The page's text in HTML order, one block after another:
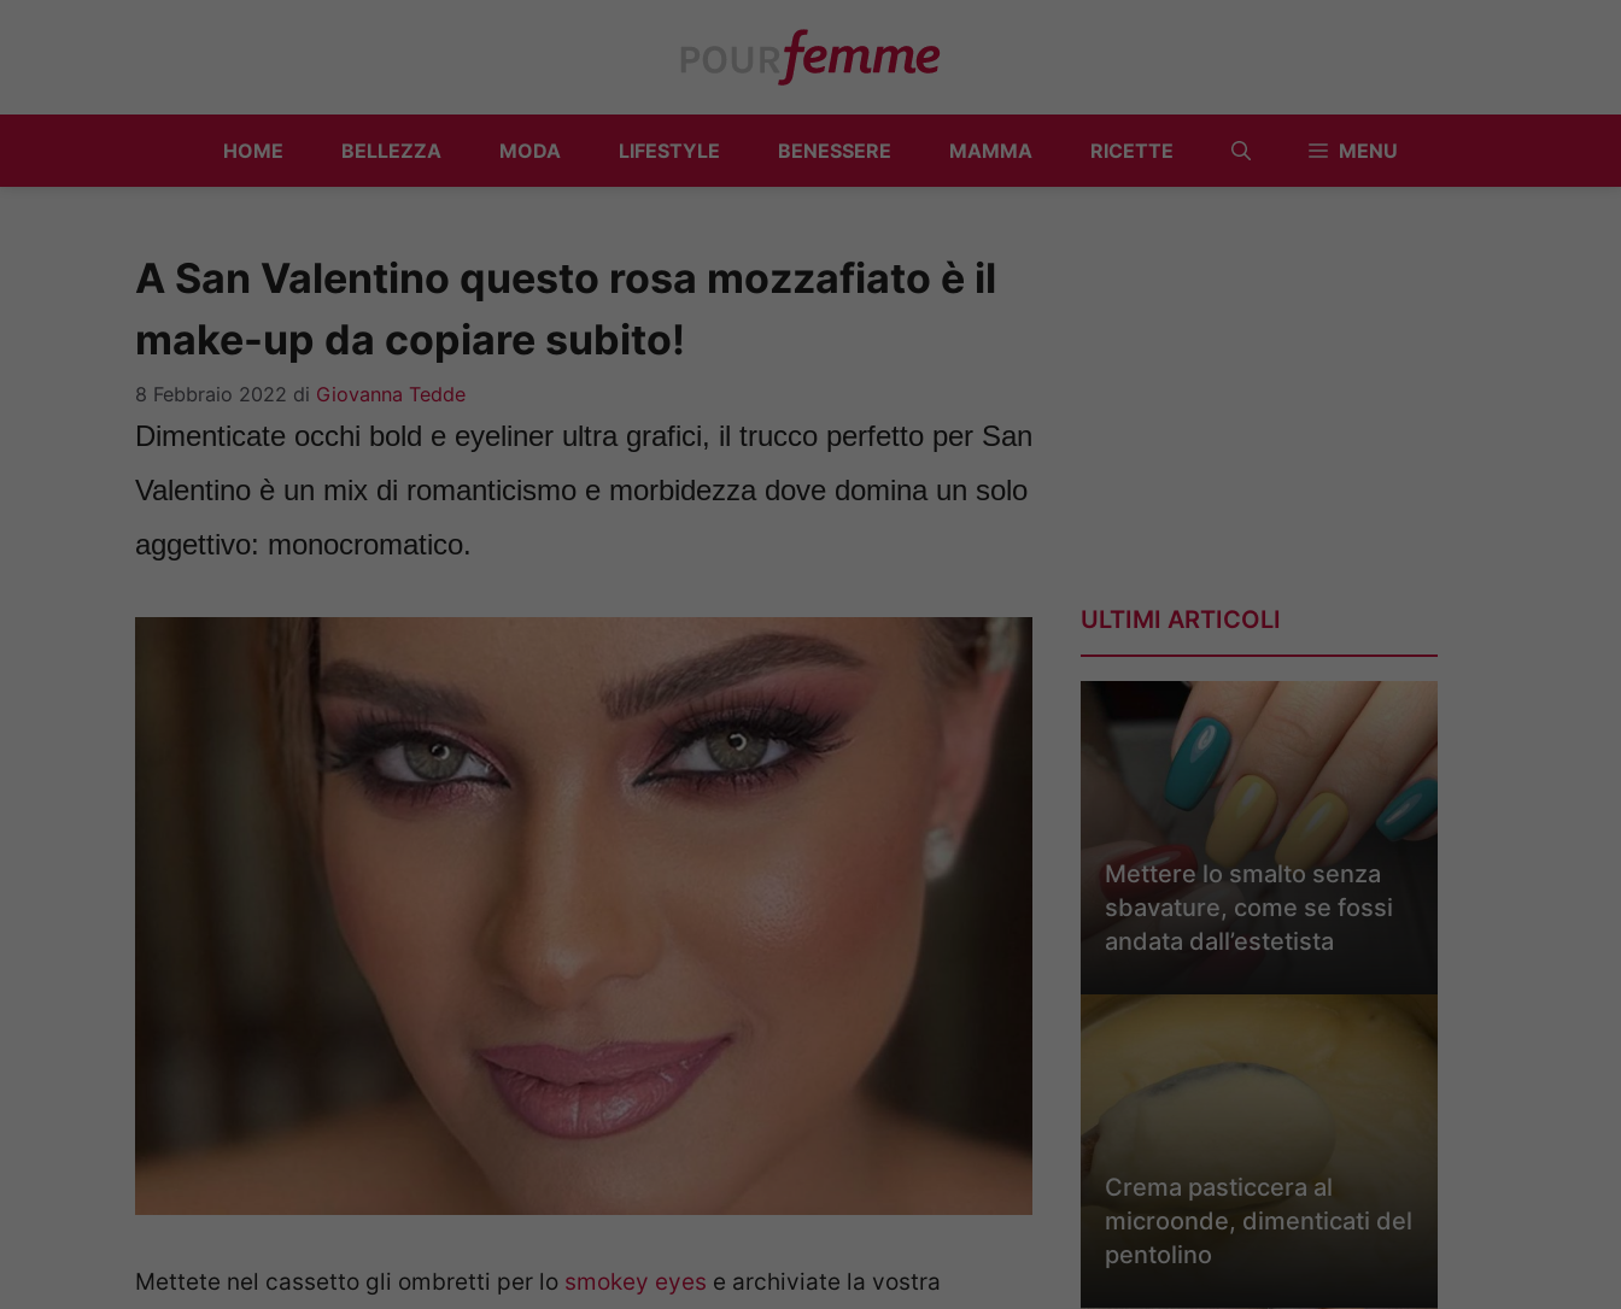
HOME BELLEZZA MODA LIFESTYLE BENESSERE MAMMA RICETTE MENU
A San Valentino questo rosa mozzafiato è il
make-up da copiare subito!
8 Febbraio 2022 di Giovanna Tedde
Dimenticate occhi bold e eyeliner ultra grafici, il trucco perfetto per San
Valentino è un mix di romanticismo e morbidezza dove domina un solo
aggettivo: monocromatico.
Mettete nel cassetto gli ombretti per lo smokey eyes e archiviate la vostra
ULTIMI ARTICOLI
Mettere lo smalto senza
sbavature, come se fossi
andata dall’estetista
Crema pasticcera al
microonde, dimenticati del
pentolino